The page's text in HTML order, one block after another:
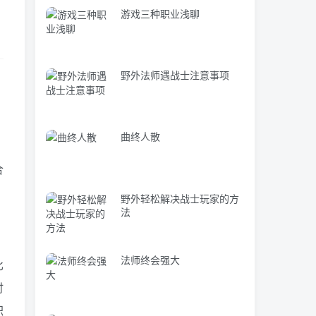
游戏三种职业浅聊
野外法师遇战士注意事项
曲终人散
野外轻松解决战士玩家的方
法
法师终会强大